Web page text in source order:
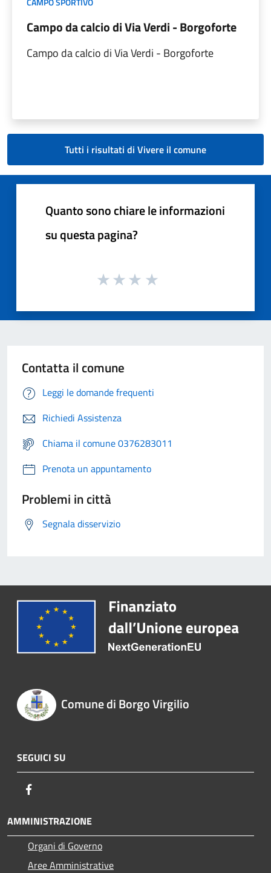
Campo da calcio di Via Verdi - Borgoforte
Campo da calcio di Via Verdi - Borgoforte
Tutti i risultati di Vivere il comune
Quanto sono chiare le informazioni
su questa pagina?
Contatta il comune
Leggi le domande frequenti
Richiedi Assistenza
Chiama il comune 0376283011
Prenota un appuntamento
Problemi in città
Segnala disservizio
Comune di Borgo Virgilio
SEGUICI SU
AMMINISTRAZIONE
Organi di Governo
Aree Amministrative